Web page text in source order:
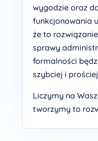
wygodzie oraz
funkcjonowania
że to
sprawy
formalności
szybciej i
Liczymy na
tworzymy to